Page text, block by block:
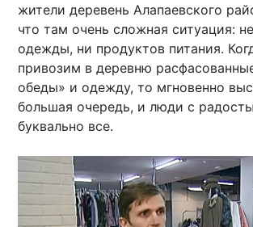
жители деревень Алапаевского
что там очень сложная ситуация:
одежды, ни продуктов питания.
привозим в деревню
обеды» и одежду, то мгновенно
большая очередь, и люди с
буквально все.